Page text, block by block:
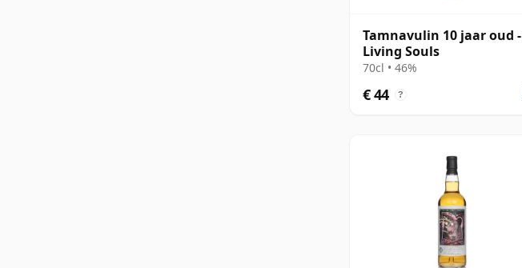
Tamnavulin 10 jaar oud -
Living Souls
70cl • 46%
€ 44 ?